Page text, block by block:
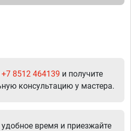
+7 8512 464139 и получите
консультацию у мастера.
время и приезжайте